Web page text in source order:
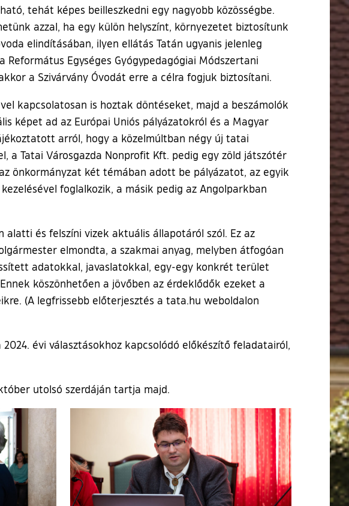
tehát képes beilleszkedni egy nagyobb közösségbe.
azzal, ha egy külön helyszínt, környezetet biztosítunk
elindításában, ilyen ellátás Tatán ugyanis jelenleg
Egységes Gyógypedagógiai Módszertani
a Szivárvány Óvodát erre a célra fogjuk biztosítani.
kapcsolatosan is hoztak döntéseket, majd a beszámolók
képet ad az Európai Uniós pályázatokról és a Magyar
arról, hogy a közelmúltban négy új tatai
a Tatai Városgazda Nonprofit Kft. pedig egy zöld játszótér
önkormányzat két témában adott be pályázatot, az egyik
foglalkozik, a másik pedig az Angolparkban
és felszíni vizek aktuális állapotáról szól. Ez az
elmondta, a szakmai anyag, melyben átfogóan
adatokkal, javaslatokkal, egy-egy konkrét terület
köszönhetően a jövőben az érdeklődők ezeket a
(A legfrissebb előterjesztés a tata.hu weboldalon
évi választásokhoz kapcsolódó előkészítő feladatairól,
utolsó szerdáján tartja majd.